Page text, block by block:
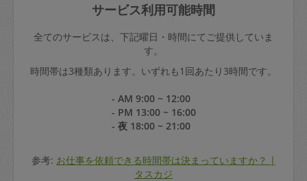
サービス利用可能時間
全てのサービスは、下記曜日・時間にてご提供していま
す。
時間帯は3種類あります。いずれも1回あたり3時間です。
- AM 9:00 ~ 12:00
- PM 13:00 ~ 16:00
- 夜 18:00 ~ 21:00
参考: お仕事を依頼できる時間帯は決まっていますか？ |
タスカジ